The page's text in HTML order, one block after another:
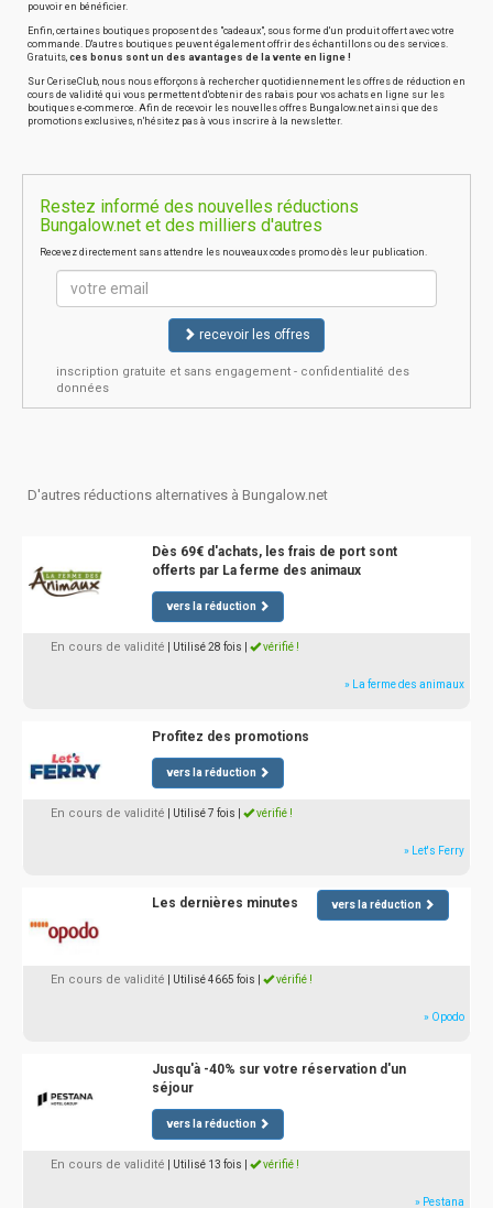
pouvoir en bénéficier.
Enfin, certaines boutiques proposent des "cadeaux", sous forme d'un produit offert avec votre
commande. D'autres boutiques peuvent également offrir des échantillons ou des services.
Gratuits, ces bonus sont un des avantages de la vente en ligne !
Sur CeriseClub, nous nous efforçons à rechercher quotidiennement les offres de réduction en
cours de validité qui vous permettent d'obtenir des rabais pour vos achats en ligne sur les
boutiques e-commerce. Afin de recevoir les nouvelles offres Bungalow.net ainsi que des
promotions exclusives, n'hésitez pas à vous inscrire à la newsletter.
Restez informé des nouvelles réductions
Bungalow.net et des milliers d'autres
Recevez directement sans attendre les nouveaux codes promo dès leur publication.
recevoir les offres
inscription gratuite et sans engagement - confidentialité des
données
D'autres réductions alternatives à Bungalow.net
Dès 69€ d'achats, les frais de port sont
offerts par La ferme des animaux
vers la réduction
En cours de validité | Utilisé 28 fois vérifié !
» La ferme des animaux
Profitez des promotions
vers la réduction
En cours de validité | Utilisé 7 fois vérifié !
» Let's Ferry
Les dernières minutes vers la réduction
En cours de validité | Utilisé 4665 fois vérifié !
» Opodo
Jusqu'à -40% sur votre réservation d'un
séjour
vers la réduction
En cours de validité | Utilisé 13 fois vérifié !
» Pestana